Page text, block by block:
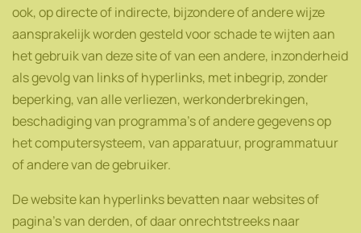
ook, op directe of indirecte, bijzondere of andere wijze
aansprakelijk worden gesteld voor schade te wijten aan
het gebruik van deze site of van een andere, inzonderheid
als gevolg van links of hyperlinks, met inbegrip, zonder
beperking, van alle verliezen, werkonderbrekingen,
beschadiging van programma's of andere gegevens op
het computersysteem, van apparatuur, programmatuur
of andere van de gebruiker.
De website kan hyperlinks bevatten naar websites of
pagina's van derden, of daar onrechtstreeks naar